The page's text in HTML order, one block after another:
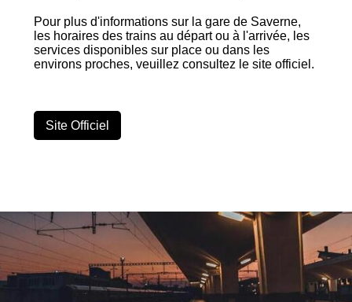
Pour plus d'informations sur la gare de Saverne,
les horaires des trains au départ ou à l'arrivée, les
services disponibles sur place ou dans les
environs proches, veuillez consultez le site officiel.
Site Officiel